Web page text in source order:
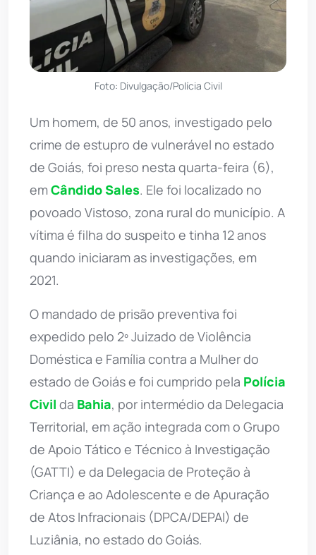
Foto: Divulgação/Polícia Civil
Um homem, de 50 anos, investigado pelo
crime de estupro de vulnerável no estado
de Goiás, foi preso nesta quarta-feira (6),
emCândido Sales. Ele foi localizado no
povoado Vistoso, zona rural do município. A
vítima é filha do suspeito e tinha 12 anos
quando iniciaram as investigações, em
2021.
O mandado de prisão preventiva foi
expedido pelo 2º Juizado de Violência
Doméstica e Família contra a Mulher do
estado de Goiás e foi cumprido pela Polícia
Civil da Bahia, por intermédio da Delegacia
Territorial, em ação integrada com o Grupo
de Apoio Tático e Técnico à Investigação
(GATTI) e da Delegacia de Proteção à
Criança e ao Adolescente e de Apuração
de Atos Infracionais (DPCA/DEPAI) de
Luziânia, no estado do Goiás.